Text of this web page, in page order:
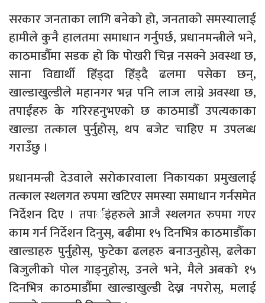
सरकार जनताका लागि बनेको हो, जनताको समस्यालाई
हामीले कुनै हालतमा समाधान गर्नुपर्छ, प्रधानमन्त्रीले भने,
काठमाडौँमा सडक हो कि पोखरी चिन्न नसक्ने अवस्था छ,
साना विद्यार्थी हिँड्दा हिँड्दै ढलमा पसेका छन्,
खाल्डाखुल्डीले महानगर भन्न पनि लाज लाग्ने अवस्था छ,
तपाईंहरु के गरिरहनुभएको छ काठमाडौँ उपत्यकाका
खाल्डा तत्काल पुर्नुहोस्, थप बजेट चाहिए म उपलब्ध
गराउँछु ।
प्रधानमन्त्री देउवाले सरोकारवाला निकायका प्रमुखलाई
तत्काल स्थलगत रुपमा खटिएर समस्या समाधान गर्नसमेत
निर्देशन दिए । तपार्इंहरुले आजै स्थलगत रुपमा गएर
काम गर्न निर्देशन दिनुस्, बढीमा १५ दिनभित्र काठमाडौँका
खाल्डाहरु पुर्नुहोस्, फुटेका ढलहरु बनाउनुहोस्, ढलेका
बिजुलीको पोल गाड्नुहोस्, उनले भने, मैले अबको १५
दिनभित्र काठमाडौँमा खाल्डाखुल्डी देख्न नपरोस्, मलाई